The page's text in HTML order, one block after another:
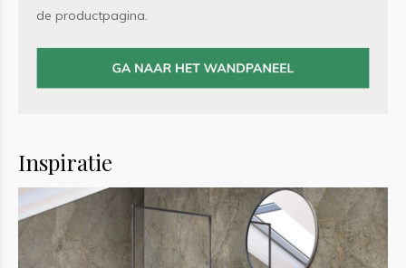
de productpagina.
Inspiratie